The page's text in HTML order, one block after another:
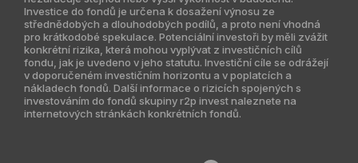
Česká republika
Indie
Jižní Amerika
Kazachstán
Investice do fondů je určena k dosažení výnosu ze
střednědobých a dlouhodobých podílů, a proto není vhodná
pro krátkodobé spekulace. Potenciální investoři by měli zvážit
konkrétní rizika, která mohou vyplývat z investičních cílů
fondu, jak je uvedeno v jeho statutu. Investiční cíle se odrážejí
v doporučeném investičním horizontu a v poplatcích a
nákladech fondů. Další informace o rizicích spojených s
investováním do fondů skupiny r2p invest naleznete na
internetových stránkách konkrétních fondů.